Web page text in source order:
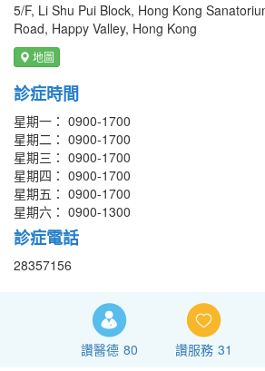
5/F, Li Shu Pui Block, Hong Kong
Road, Happy Valley, Hong Kong
地圖
診症時間
星期一： 0900-1700
星期二： 0900-1700
星期三： 0900-1700
星期四： 0900-1700
星期五： 0900-1700
星期六： 0900-1300
診症電話
28357156
讚醫德 80 讚服務 31